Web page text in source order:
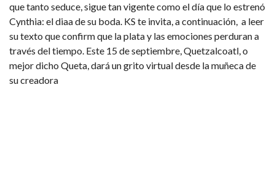
que tanto seduce, sigue tan vigente como el día que lo estrenó
Cynthia: el diaa de su boda. KS te invita, a continuación, a leer
su texto que confirm que la plata y las emociones perduran a
través del tiempo. Este 15 de septiembre, Quetzalcoatl, o
mejor dicho Queta, dará un grito virtual desde la muñeca de
su creadora